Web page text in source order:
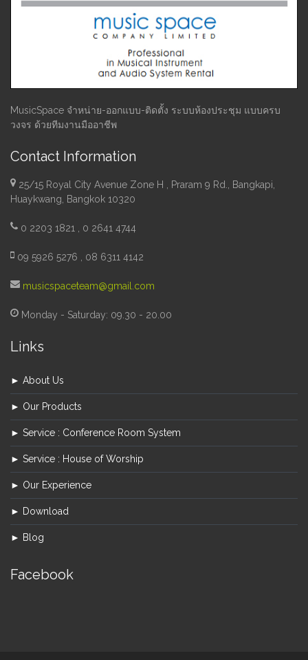
MusicSpace จำหน่าย-ออกแบบ-ติดตั้ง ระบบห้องประชุม แบบครบ
วงจร ด้วยทีมงานมืออาชีพ
Contact Information
25/15 Royal City Avenue Zone H , Praram 9 Rd., Bangkapi,
Huaykwang, Bangkok 10320
0 2203 1821 , 0 2641 4744
09 5926 5276 , 08 6311 4142
musicspaceteam@gmail.com
Monday - Saturday: 09.30 - 20.00
Links
► About Us
► Our Products
► Service : Conference Room System
► Service : House of Worship
► Our Experience
► Download
► Blog
Facebook